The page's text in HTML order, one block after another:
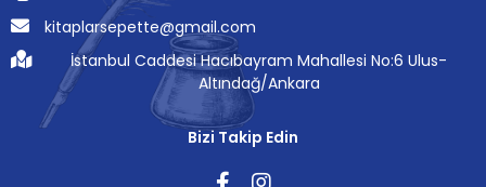
kitaplarsepette@gmail.com
İstanbul Caddesi Hacıbayram Mahallesi No:6 Ulus-
Altındağ/Ankara
Bizi Takip Edin